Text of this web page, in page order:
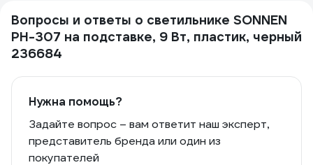
Вопросы и ответы о светильнике SONNEN
PH-307 на подставке, 9 Вт, пластик, черный
236684
Нужна помощь?
Задайте вопрос – вам ответит наш эксперт,
представитель бренда или один из
покупателей